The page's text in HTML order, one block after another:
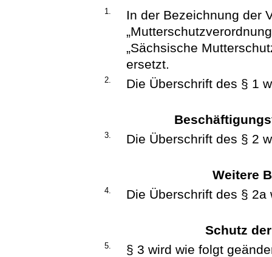
1.
In der Bezeichnung der
„Sächsische
ersetzt.
2. Die Überschrift des § 1
3. Die Überschrift des § 2
Weitere
4. Die Überschrift des §
Schutz
5. § 3 wird wie folgt